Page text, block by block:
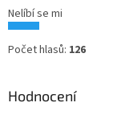
Nelíbí se mi
Počet hlasů: 126
Hodnocení